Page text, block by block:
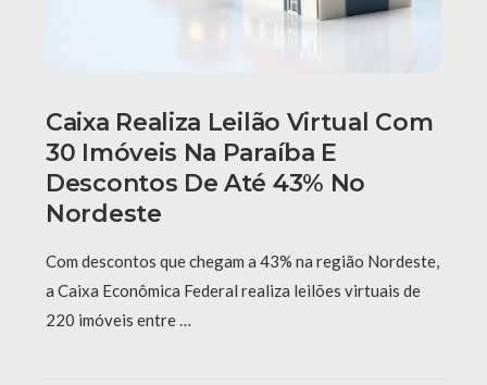
Caixa Realiza Leilão Virtual Com
30 Imóveis Na Paraíba E
Descontos De Até 43% No
Nordeste
Com descontos que chegam a 43% na região Nordeste,
a Caixa Econômica Federal realiza leilões virtuais de
220 imóveis entre …